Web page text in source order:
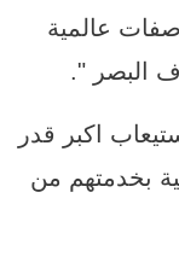
عالمية
البصر ".
اكبر قدر
بخدمتهم من